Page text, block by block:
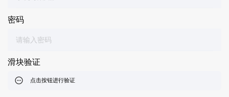
密码
滑块验证
点击按钮进行验证